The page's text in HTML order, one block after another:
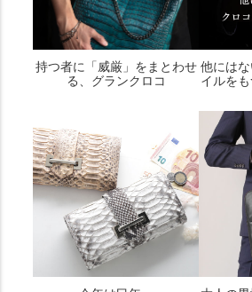
持つ者に「威厳」をまとわせ
る、グランクロコ
他には
イルを